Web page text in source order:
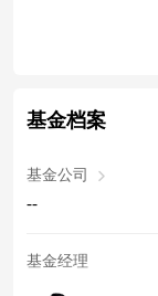
基金档案
基金公司
--
基金经理